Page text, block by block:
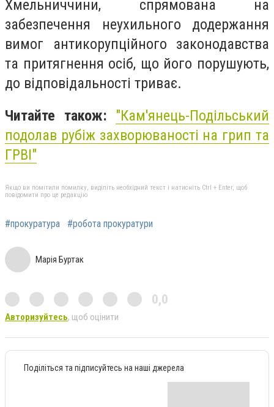
Хмельниччини, спрямована на
забезпечення неухильного додержання
вимог антикорупційного законодавства
та притягнення осіб, що його порушують,
до відповідальності триває.
Читайте також: "Кам'янець-Подільський
подолав рубіж захворюваності на грип та
ГРВІ"
Якщо ви помітили помилку, виділіть необхідний текст і натисніть Ctrl + Enter, щоб
повідомити про це редакцію
#прокуратура #робота прокуратури
Марія Буртак
0,0
Авторизуйтесь, щоб оцінити
Поділіться та підписуйтесь на наші джерела